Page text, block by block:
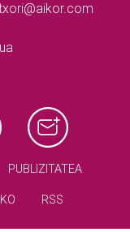
PUBLIZITATEA
RSS